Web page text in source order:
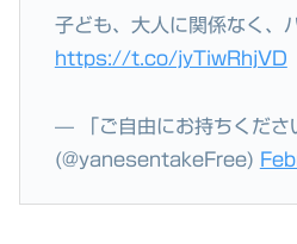
子ども、大人に関係なく、
https://t.co/jyTiwRhjVD
— 「ご自由にお持ちくださ
(@yanesentakeFree)